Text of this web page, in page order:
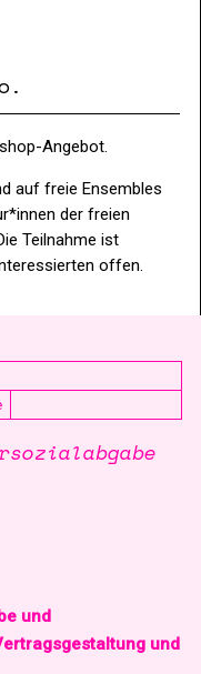
Angebot.
auf freie Ensembles
der freien
Teilnahme ist
offen.
und
und